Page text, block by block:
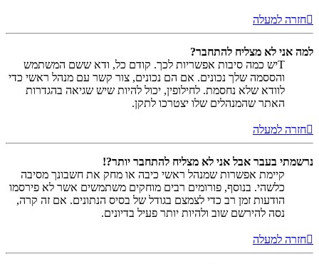
חזרה למעלה
למה אני לא מצליח להתחבר?
Tיש כמה סיבות אפשריות לכך. קודם כל, ודא ששם המשתמש
והססמה שלך נכונים. אם הם נכונים, צור קשר עם מנהל ראשי כדי
לוודא שלא נחסמת. לחילופין, יכול להיות שיש שגיאה בהגדרות
האתר שהמנהלים שלו יצטרכו לתקן.
חזרה למעלה
נרשמתי בעבר אבל אני לא מצליח להתחבר יותר?!
קיימת אפשרות שמנהל ראשי כיבה או מחק את חשבונך מסיבה
כלשהי. בנוסף, פורומים רבים מוחקים משתמשים אשר לא פירסמו
הודעות זמן רב כדי לצמצם בגודל של בסיס הנתונים. אם זה קרה,
נסה להירשם שוב ולהיות יותר פעיל בדיונים.
חזרה למעלה